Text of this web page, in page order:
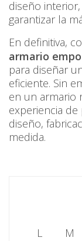
diseño
garantizar la
En definitiva,
armario
para diseñar
eficiente. Sin
en un armario
experiencia
diseño,
medida.
L M